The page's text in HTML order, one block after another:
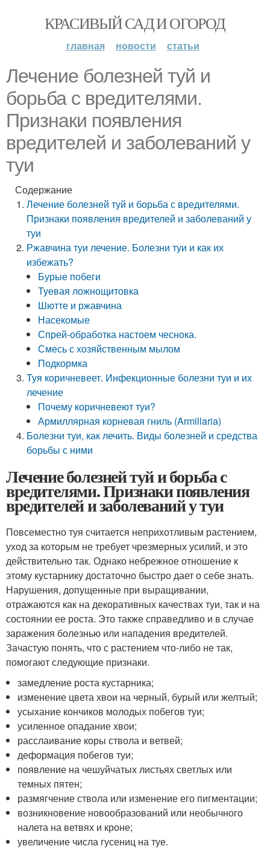
КРАСИВЫЙ САД И ОГОРОД
главная новости статьи
Лечение болезней туй и
борьба с вредителями.
Признаки появления
вредителей и заболеваний у
туи
Содержание
Лечение болезней туй и борьба с вредителями.
Признаки появления вредителей и заболеваний у
туи
Ржавчина туи лечение. Болезни туи и как их
избежать?
Бурые побеги
Туевая ложнощитовка
Шютте и ржавчина
Насекомые
Спрей-обработка настоем чеснока.
Смесь с хозяйственным мылом
Подкормка
Туя коричневеет. Инфекционные болезни туи и их
лечение
Почему коричневеют туи?
Армиллярная корневая гниль (Armillaria)
Болезни туи, как лечить. Виды болезней и средства
борьбы с ними
Лечение болезней туй и борьба с
вредителями. Признаки появления
вредителей и заболеваний у туи
Повсеместно туя считается неприхотливым растением,
уход за которым не требует чрезмерных усилий, и это
действительно так. Однако небрежное отношение к
этому кустарнику достаточно быстро дает о себе знать.
Нарушения, допущенные при выращивании,
отражаются как на декоративных качествах туи, так и на
состоянии ее роста. Это также справедливо и в случае
заражения болезнью или нападения вредителей.
Зачастую понять, что с растением что-либо не так,
помогают следующие признаки.
замедление роста кустарника;
изменение цвета хвои на черный, бурый или желтый;
усыхание кончиков молодых побегов туи;
усиленное опадание хвои;
расслаивание коры ствола и ветвей;
деформация побегов туи;
появление на чешуйчатых листьях светлых или
темных пятен;
размягчение ствола или изменение его пигментации;
возникновение новообразований или необычного
налета на ветвях и кроне;
увеличение числа гусениц на туе.